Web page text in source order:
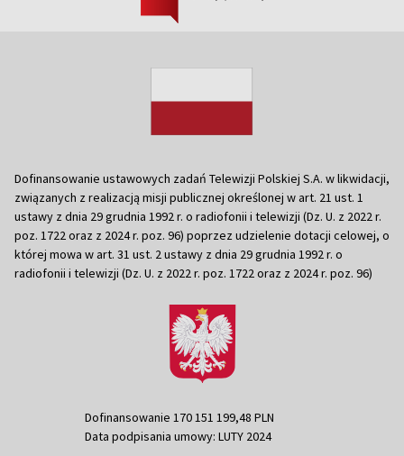
Dofinansowanie ustawowych zadań Telewizji Polskiej S.A. w likwidacji,
związanych z realizacją misji publicznej określonej w art. 21 ust. 1
ustawy z dnia 29 grudnia 1992 r. o radiofonii i telewizji (Dz. U. z 2022 r.
poz. 1722 oraz z 2024 r. poz. 96) poprzez udzielenie dotacji celowej, o
której mowa w art. 31 ust. 2 ustawy z dnia 29 grudnia 1992 r. o
radiofonii i telewizji (Dz. U. z 2022 r. poz. 1722 oraz z 2024 r. poz. 96)
Dofinansowanie 170 151 199,48 PLN
Data podpisania umowy: LUTY 2024